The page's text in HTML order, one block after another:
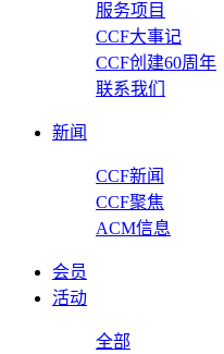
服务项目
CCF大事记
CCF创建60周年
联系我们
新闻
CCF新闻
CCF聚焦
ACM信息
会员
活动
全部